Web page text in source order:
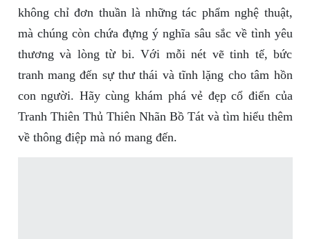
không chỉ đơn thuần là những tác phẩm nghệ thuật,
mà chúng còn chứa đựng ý nghĩa sâu sắc về tình yêu
thương và lòng từ bi. Với mỗi nét vẽ tinh tế, bức
tranh mang đến sự thư thái và tĩnh lặng cho tâm hồn
con người. Hãy cùng khám phá vẻ đẹp cổ điển của
Tranh Thiên Thủ Thiên Nhãn Bồ Tát và tìm hiểu thêm
về thông điệp mà nó mang đến.